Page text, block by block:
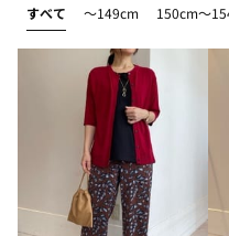
すべて ～149cm 150cm～